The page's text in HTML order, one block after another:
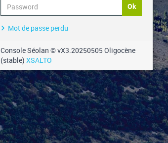
Ok
Mot de passe perdu
Console Séolan © vX3.20250505 Oligocène
(stable) XSALTO